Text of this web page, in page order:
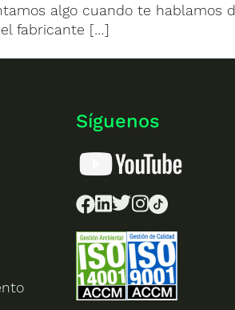
algo cuando te hablamos
fabricante […]
Síguenos